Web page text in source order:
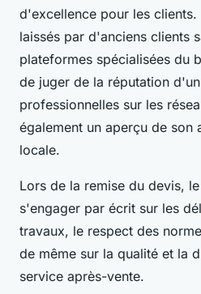
d'excellence pour les clients.
laissés par d'anciens clients
plateformes spécialisées du
de juger de la réputation
professionnelles sur les
également un aperçu de son
locale.
Lors de la remise du devis,
s'engager par écrit sur les
travaux, le respect des
de même sur la qualité et la
service après-vente.